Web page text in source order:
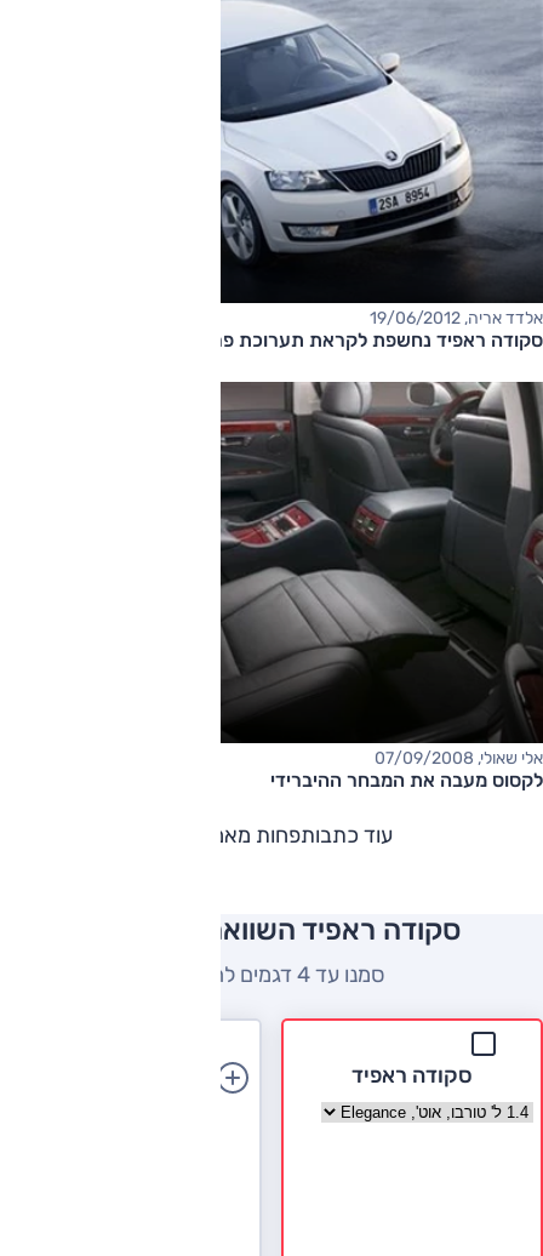
אלדד אריה, 19/06/2012
סקודה ראפיד נחשפת לקראת תערוכת פריז
אלי שאולי, 07/09/2008
לקסוס מעבה את המבחר ההיברידי
עוד כתבותפחות מאמרים
סקודה ראפיד השוואה למתחרים
סמנו עד 4 דגמים להשוואה
סקודה ראפיד
בחר גרסה סקודה ראפיד